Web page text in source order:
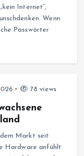
Internet“,
Wenn
Passwörter
78 views
Markt seit
Hardware anfühlt